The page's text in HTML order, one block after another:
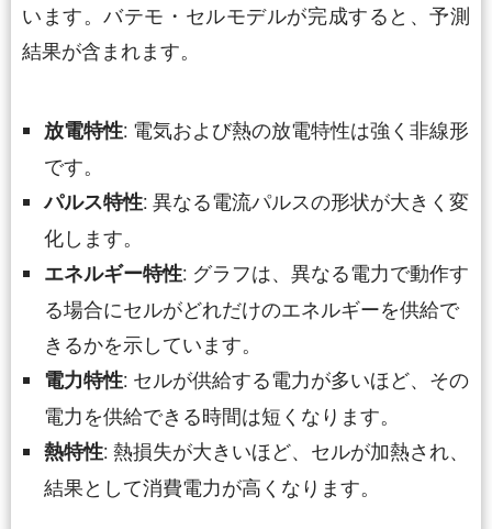
います。バテモ・セルモデルが完成すると、予測
結果が含まれます。
放電特性: 電気および熱の放電特性は強く非線形
です。
パルス特性: 異なる電流パルスの形状が大きく変
化します。
エネルギー特性: グラフは、異なる電力で動作す
る場合にセルがどれだけのエネルギーを供給で
きるかを示しています。
電力特性: セルが供給する電力が多いほど、その
電力を供給できる時間は短くなります。
熱特性: 熱損失が大きいほど、セルが加熱され、
結果として消費電力が高くなります。